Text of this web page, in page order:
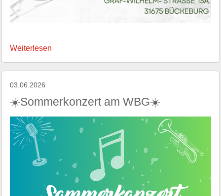
Weiterlesen
03.06.2026
☀️Sommerkonzert am WBG☀️